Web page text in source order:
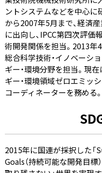
ントシステムなどを中心に
から2007年5月まで、経済
に出向し、IPCC第四次評価
術開発関係を担当。2013
総合科学技術・イノベーシ
ギー・環境分野を担当。現
ギー・環境領域ゼロエミッ
コーディネーターを務める。
2015年に国連が採択した
Goals（持続可能な開発目標